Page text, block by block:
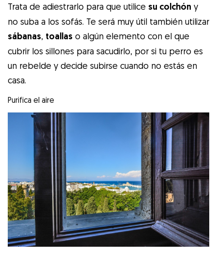
Trata de adiestrarlo para que utilice su colchón y
no suba a los sofás. Te será muy útil también utilizar
sábanas, toallas o algún elemento con el que
cubrir los sillones para sacudirlo, por si tu perro es
un rebelde y decide subirse cuando no estás en
casa.
Purifica el aire